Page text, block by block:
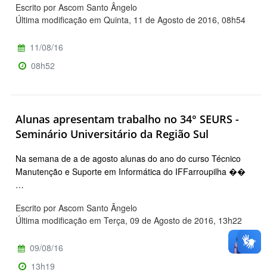
Escrito por Ascom Santo Ângelo
Última modificação em Quinta, 11 de Agosto de 2016, 08h54
11/08/16
08h52
Alunas apresentam trabalho no 34° SEURS -
Seminário Universitário da Região Sul
Na semana de a de agosto alunas do ano do curso Técnico
Manutenção e Suporte em Informática do IFFarroupilha ��
…
Escrito por Ascom Santo Ângelo
Última modificação em Terça, 09 de Agosto de 2016, 13h22
09/08/16
13h19